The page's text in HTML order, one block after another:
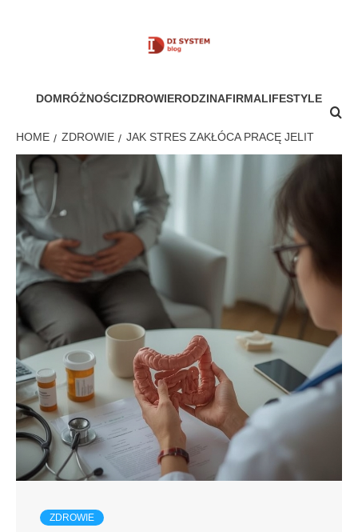
MÓJ SYSTEM
DOMRÓŻNOŚCIZDROWIERODZINAFIRMALIFESTYLE
HOME ZDROWIE JAK STRES ZAKŁÓCA PRACĘ JELIT
ZDROWIE